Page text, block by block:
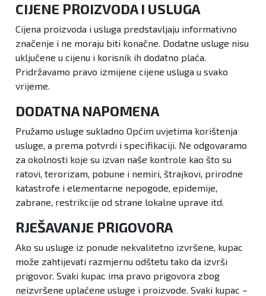
CIJENE PROIZVODA I USLUGA
Cijena proizvoda i usluga predstavljaju informativno
značenje i ne moraju biti konačne. Dodatne usluge nisu
uključene u cijenu i korisnik ih dodatno plaća.
Pridržavamo pravo izmijene cijene usluga u svako
vrijeme.
DODATNA NAPOMENA
Pružamo usluge sukladno Općim uvjetima korištenja
usluge, a prema potvrdi i specifikaciji. Ne odgovaramo
za okolnosti koje su izvan naše kontrole kao što su
ratovi, terorizam, pobune i nemiri, štrajkovi, prirodne
katastrofe i elementarne nepogode, epidemije,
zabrane, restrikcije od strane lokalne uprave itd.
RJEŠAVANJE PRIGOVORA
Ako su usluge iz ponude nekvalitetno izvršene, kupac
može zahtijevati razmjernu odštetu tako da izvrši
prigovor. Svaki kupac ima pravo prigovora zbog
neizvršene uplaćene usluge i proizvode. Svaki kupac –